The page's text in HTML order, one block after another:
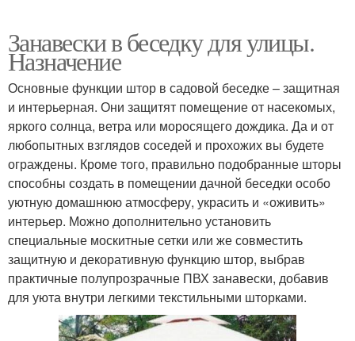
Занавески в беседку для улицы.
Назначение
Основные функции штор в садовой беседке – защитная
и интерьерная. Они защитят помещение от насекомых,
яркого солнца, ветра или моросящего дождика. Да и от
любопытных взглядов соседей и прохожих вы будете
ограждены. Кроме того, правильно подобранные шторы
способны создать в помещении дачной беседки особо
уютную домашнюю атмосферу, украсить и «оживить»
интерьер. Можно дополнительно установить
специальные москитные сетки или же совместить
защитную и декоративную функцию штор, выбрав
практичные полупрозрачные ПВХ занавески, добавив
для уюта внутри легкими текстильными шторками.